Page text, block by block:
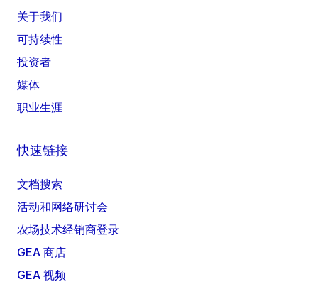
关于我们
可持续性
投资者
媒体
职业生涯
快速链接
文档搜索
活动和网络研讨会
农场技术经销商登录
GEA 商店
GEA 视频